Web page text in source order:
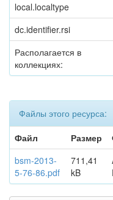
local.localtype
dc.identifier.rsi
Располагается в
коллекциях:
Файлы этого ресурса:
Файл
Размер
bsm-2013-
5-76-86.pdf
711,41
kB